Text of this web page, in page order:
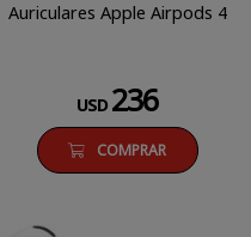
Auriculares Apple Airpods 4
USD 236
COMPRAR